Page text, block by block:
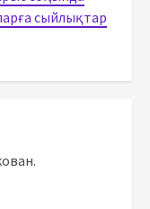
сыйлықтар